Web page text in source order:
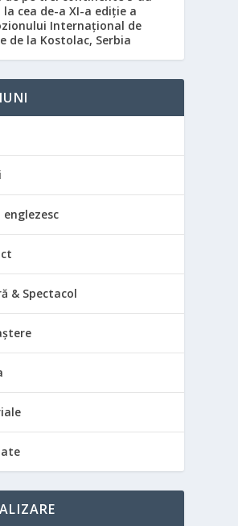
cea de-a XI-a ediție a
Internațional de
de la Kostolac, Serbia
englezesc
& Spectacol